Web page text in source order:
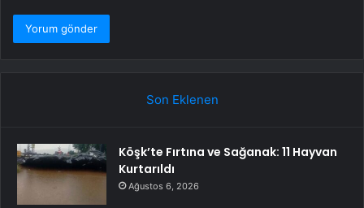
Son Eklenen
Köşk’te Fırtına ve Sağanak: 11 Hayvan
Kurtarıldı
Ağustos 6, 2026